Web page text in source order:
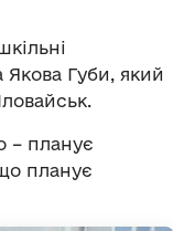
Якова Губи, який
– планує
планує